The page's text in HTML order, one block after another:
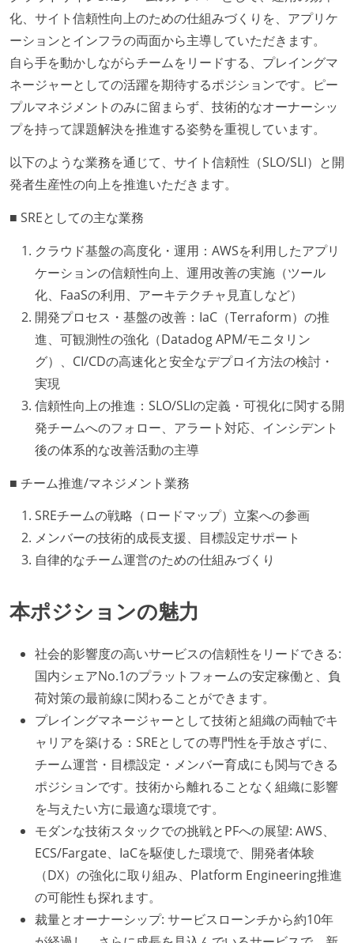
化、サイト信頼性向上のための仕組みづくりを、アプリケ
ーションとインフラの両面から主導していただきます。
自ら手を動かしながらチームをリードする、プレイングマ
ネージャーとしての活躍を期待するポジションです。ピー
プルマネジメントのみに留まらず、技術的なオーナーシッ
プを持って課題解決を推進する姿勢を重視しています。
以下のような業務を通じて、サイト信頼性（SLO/SLI）と開
発者生産性の向上を推進いただきます。
■ SREとしての主な業務
クラウド基盤の高度化・運用：AWSを利用したアプリ
ケーションの信頼性向上、運用改善の実施（ツール
化、FaaSの利用、アーキテクチャ見直しなど）
開発プロセス・基盤の改善：IaC（Terraform）の推
進、可観測性の強化（Datadog APM/モニタリン
グ）、CI/CDの高速化と安全なデプロイ方法の検討・
実現
信頼性向上の推進：SLO/SLIの定義・可視化に関する開
発チームへのフォロー、アラート対応、インシデント
後の体系的な改善活動の主導
■ チーム推進/マネジメント業務
SREチームの戦略（ロードマップ）立案への参画
メンバーの技術的成長支援、目標設定サポート
自律的なチーム運営のための仕組みづくり
本ポジションの魅力
社会的影響度の高いサービスの信頼性をリードできる:
国内シェアNo.1のプラットフォームの安定稼働と、負
荷対策の最前線に関わることができます。
プレイングマネージャーとして技術と組織の両軸でキ
ャリアを築ける：SREとしての専門性を手放さずに、
チーム運営・目標設定・メンバー育成にも関与できる
ポジションです。技術から離れることなく組織に影響
を与えたい方に最適な環境です。
モダンな技術スタックでの挑戦とPFへの展望: AWS、
ECS/Fargate、IaCを駆使した環境で、開発者体験
（DX）の強化に取り組み、Platform Engineering推進
の可能性も探れます。
裁量とオーナーシップ: サービスローンチから約10年